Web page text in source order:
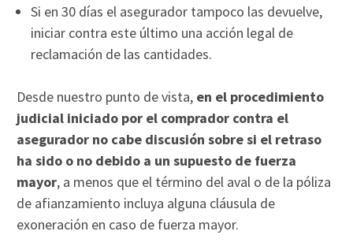
Si en 30 días el asegurador tampoco las devuelve,
iniciar contra este último una acción legal de
reclamación de las cantidades.
Desde nuestro punto de vista, en el procedimiento
judicial iniciado por el comprador contra el
asegurador no cabe discusión sobre si el retraso
ha sido o no debido a un supuesto de fuerza
mayor, a menos que el término del aval o de la póliza
de afianzamiento incluya alguna cláusula de
exoneración en caso de fuerza mayor.